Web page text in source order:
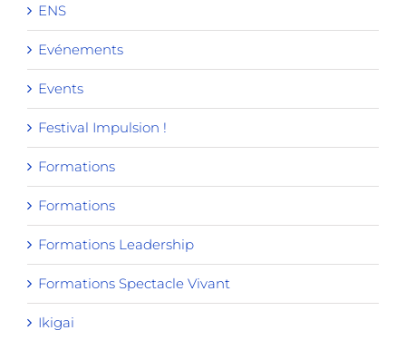
ENS
Evénements
Events
Festival Impulsion !
Formations
Formations
Formations Leadership
Formations Spectacle Vivant
Ikigai